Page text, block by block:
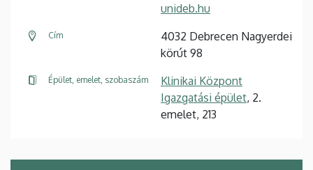
unideb.hu
Cím
4032 Debrecen Nagyerdei
körút 98
Épület, emelet, szobaszám
Klinikai Központ
Igazgatási épület, 2.
emelet, 213